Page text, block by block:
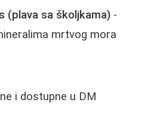
(plava sa školjkama) -
mrtvog mora
i dostupne u DM